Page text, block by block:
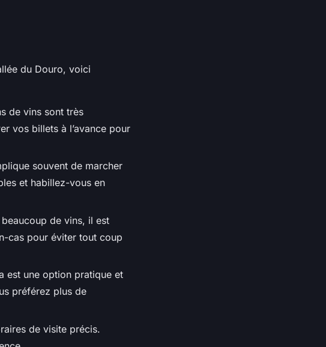
du Douro, voici
de vins sont très
vos billets à l’avance pour
souvent de marcher
et habillez-vous en
de vins, il est
cas pour éviter tout coup
est une option pratique et
préférez plus de
de visite précis.